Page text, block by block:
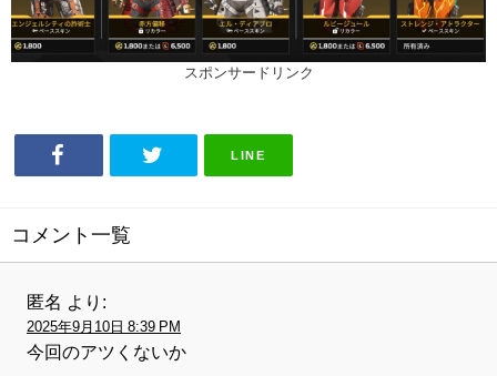
スポンサードリンク
LINE
コメント一覧
匿名 より:
2025年9月10日 8:39 PM
今回のアツくないか